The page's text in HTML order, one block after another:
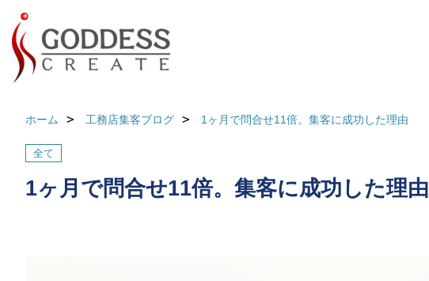
ホーム 工務店集客ブログ 1ヶ月で問合せ11倍。集客に成功した理由
全て
1ヶ月で問合せ11倍。集客に成功した理由